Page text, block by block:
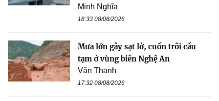
Minh Nghĩa
18:33 08/08/2026
Mưa lớn gây sạt lở, cuốn trôi cầu
tạm ở vùng biên Nghệ An
Văn Thanh
17:32 08/08/2026